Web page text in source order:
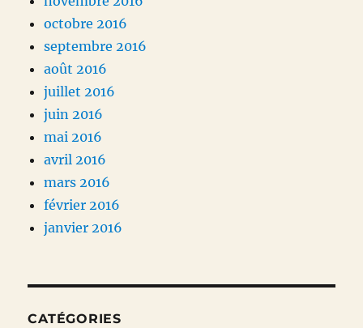
octobre 2016
septembre 2016
août 2016
juillet 2016
juin 2016
mai 2016
avril 2016
mars 2016
février 2016
janvier 2016
CATÉGORIES